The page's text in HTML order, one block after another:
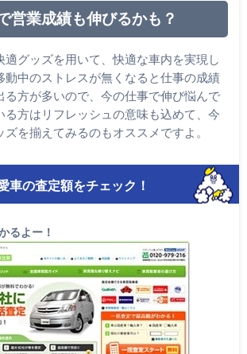
営業成績も伸びるかも？
適グッズを用いて、快適な車内を実現し
動中のストレスが無くなると仕事の成績
る方が多いので、今の仕事で伸び悩んで
る方はリフレッシュの意味も込めて、今
を揃えてみるのもオススメですよ。
車の査定額をチェック！
るよー！